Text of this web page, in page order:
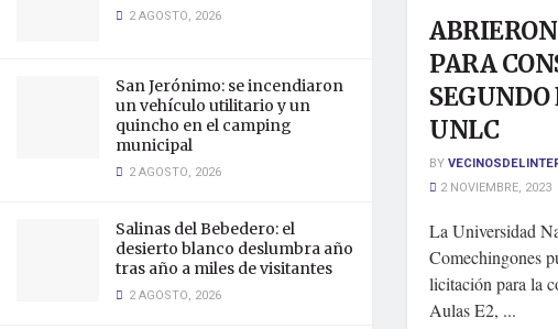
2 AGOSTO, 2026
San Jerónimo: se incendiaron
un vehículo utilitario y un
quincho en el camping
municipal
2 AGOSTO, 2026
Salinas del Bebedero: el
desierto blanco deslumbra año
tras año a miles de visitantes
2 AGOSTO, 2026
PARA
UNLC
BY
2 NOVIEMBRE, 2023
La Universidad
Comechingones
licitación para la
Aulas E2, ...